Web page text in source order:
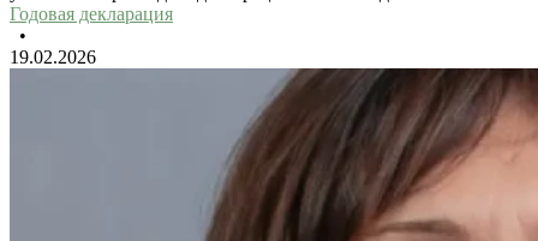
Годовая декларация
•
19.02.2026